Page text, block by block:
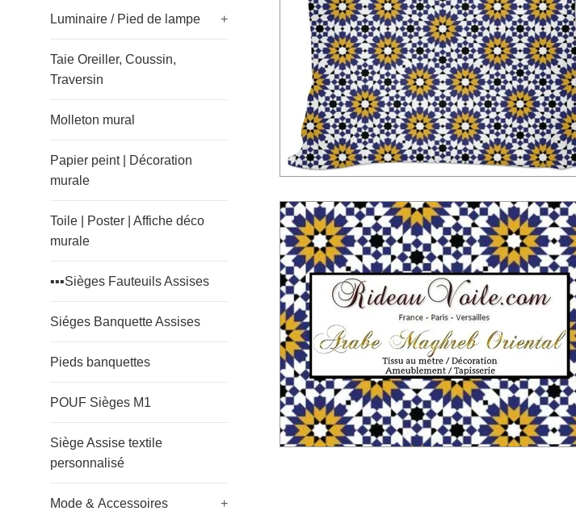
Luminaire / Pied de lampe +
Taie Oreiller, Coussin,
Traversin
Molleton mural
Papier peint | Décoration
murale
Toile | Poster | Affiche déco
murale
▪️▪️▪️Sièges Fauteuils Assises
Siéges Banquette Assises
Pieds banquettes
POUF Sièges M1
Siège Assise textile
personnalisé
Mode & Accessoires +